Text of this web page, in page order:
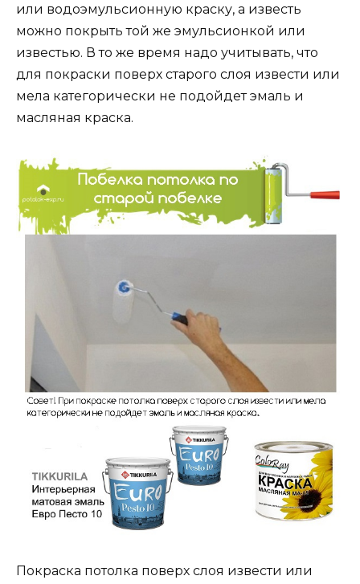
или водоэмульсионную краску, а известь
можно покрыть той же эмульсионкой или
известью. В то же время надо учитывать, что
для покраски поверх старого слоя извести или
мела категорически не подойдет эмаль и
масляная краска.
Покраска потолка поверх слоя извести или